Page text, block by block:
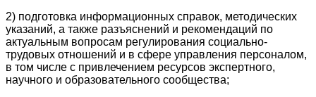
2) подготовка информационных справок, методических
указаний, а также разъяснений и рекомендаций по
актуальным вопросам регулирования социально-
трудовых отношений и в сфере управления персоналом,
в том числе с привлечением ресурсов экспертного,
научного и образовательного сообщества;